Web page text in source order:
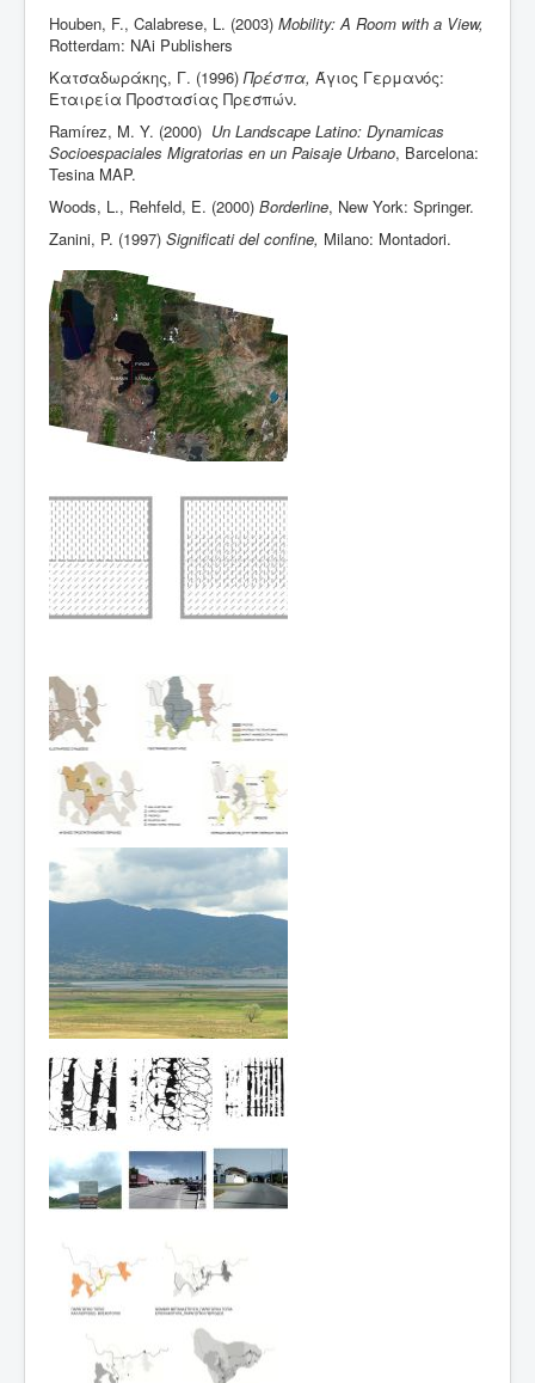
Houben, F., Calabrese, L. (2003) Mobility:Α Room with a View,
Rotterdam: ΝΑi Publishers
Κατσαδωράκης, Γ. (1996)Πρέσπα, Άγιος Γερμανός:
Εταιρεία Προστασίας Πρεσπών.
Ramírez, M. Y. (2000) Un Landscape Latino: Dynamicas
Socioespaciales Migratorias en un Paisaje Urbano, Barcelona:
Tesina MAP.
Woods, L., Rehfeld, E. (2000) Borderline, New York: Springer.
Zanini, P. (1997) Significati del confine, Milano: Montadori.